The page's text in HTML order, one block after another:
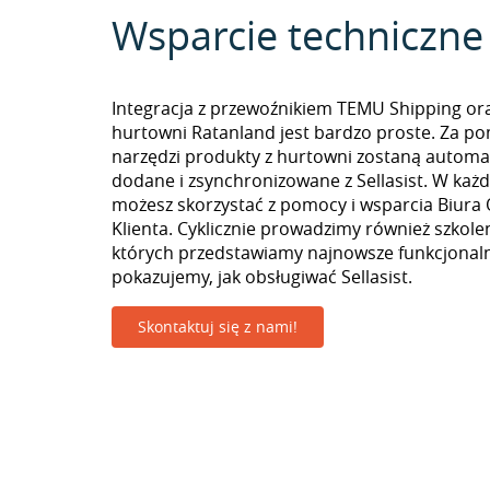
Wsparcie techniczne
Integracja z przewoźnikiem TEMU Shipping
hurtowni Ratanland jest bardzo proste. Za
narzędzi produkty z hurtowni zostaną
dodane i zsynchronizowane z Sellasist. W
możesz skorzystać z pomocy i wsparcia Biura
Klienta. Cyklicznie prowadzimy również
których przedstawiamy najnowsze
pokazujemy, jak obsługiwać Sellasist.
Skontaktuj się z nami!